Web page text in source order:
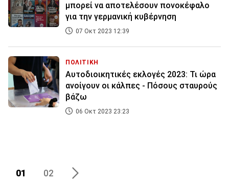
μπορεί να αποτελέσουν πονοκέφαλο
για την γερμανική κυβέρνηση
07 Οκτ 2023 12:39
ΠΟΛΙΤΙΚΗ
Αυτοδιοικητικές εκλογές 2023: Τι ώρα
ανοίγουν οι κάλπες - Πόσους σταυρούς
βάζω
06 Οκτ 2023 23:23
01 02